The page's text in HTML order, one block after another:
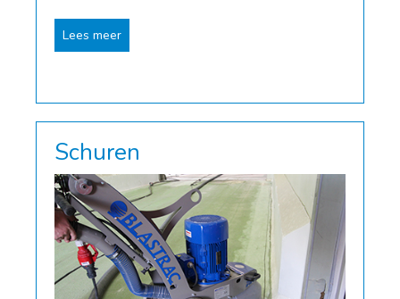
Lees meer
Schuren